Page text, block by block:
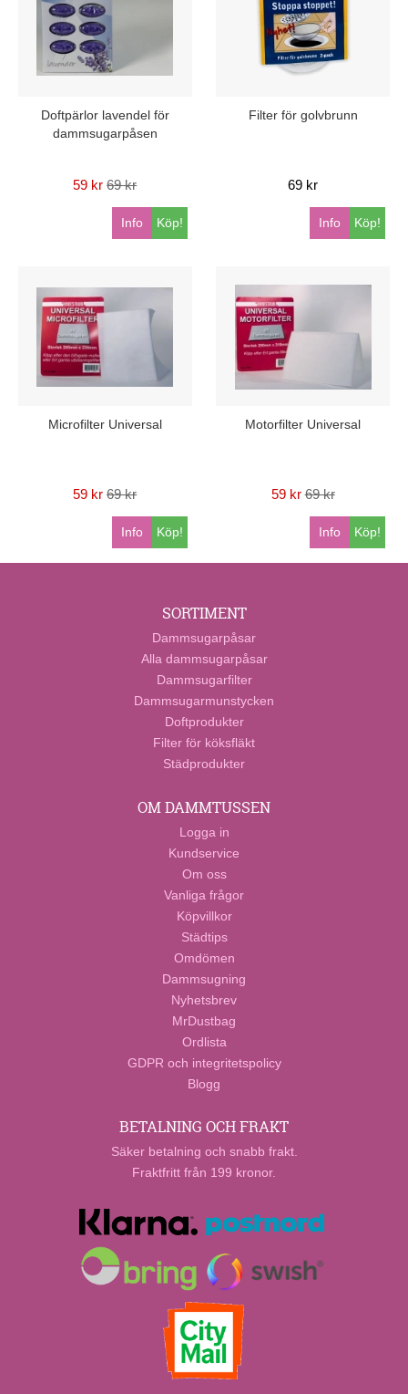
Doftpärlor lavendel för
dammsugarpåsen
59 kr 69 kr
Köp!
Info
Filter för golvbrunn
69 kr
Köp!
Info
Microfilter Universal
59 kr 69 kr
Köp!
Info
Motorfilter Universal
59 kr 69 kr
Köp!
Info
SORTIMENT
Dammsugarpåsar
Alla dammsugarpåsar
Dammsugarfilter
Dammsugarmunstycken
Doftprodukter
Filter för köksfläkt
Städprodukter
OM DAMMTUSSEN
Logga in
Kundservice
Om oss
Vanliga frågor
Köpvillkor
Städtips
Omdömen
Dammsugning
Nyhetsbrev
MrDustbag
Ordlista
GDPR och integritetspolicy
Blogg
BETALNING OCH FRAKT
Säker betalning och snabb frakt.
Fraktfritt från 199 kronor.